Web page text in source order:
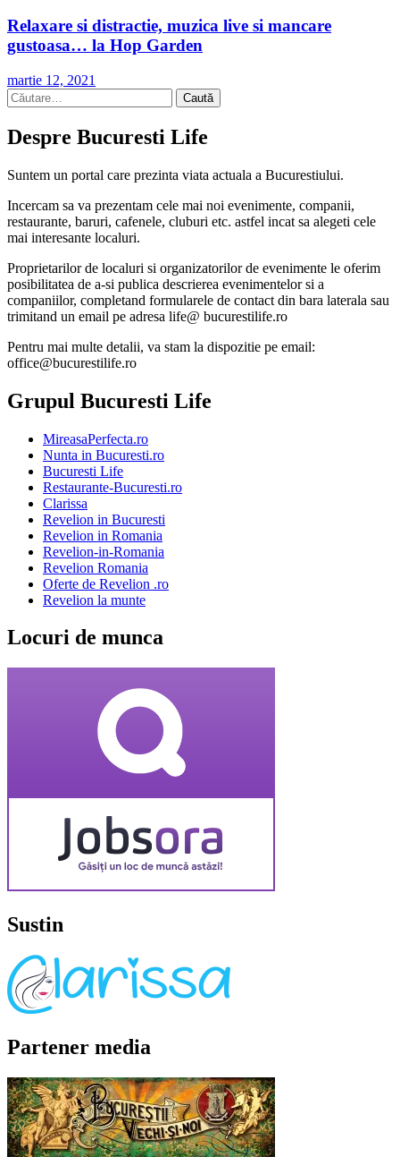
Relaxare si distractie, muzica live si mancare
gustoasa… la Hop Garden
martie 12, 2021
Caută
după:
Despre Bucuresti Life
Suntem un portal care prezinta viata actuala a Bucurestiului.
Incercam sa va prezentam cele mai noi evenimente, companii,
restaurante, baruri, cafenele, cluburi etc. astfel incat sa alegeti cele
mai interesante localuri.
Proprietarilor de localuri si organizatorilor de evenimente le oferim
posibilitatea de a-si publica descrierea evenimentelor si a
companiilor, completand formularele de contact din bara laterala sau
trimitand un email pe adresa life@ bucurestilife.ro
Pentru mai multe detalii, va stam la dispozitie pe email:
office@bucurestilife.ro
Grupul Bucuresti Life
MireasaPerfecta.ro
Nunta in Bucuresti.ro
Bucuresti Life
Restaurante-Bucuresti.ro
Clarissa
Revelion in Bucuresti
Revelion in Romania
Revelion-in-Romania
Revelion Romania
Oferte de Revelion .ro
Revelion la munte
Locuri de munca
Sustin
Partener media